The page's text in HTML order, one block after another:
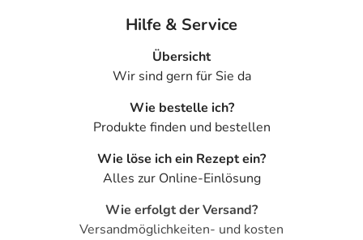
Hilfe & Service
Übersicht
Wir sind gern für Sie da
Wie bestelle ich?
Produkte finden und bestellen
Wie löse ich ein Rezept ein?
Alles zur Online-Einlösung
Wie erfolgt der Versand?
Versandmöglichkeiten- und kosten